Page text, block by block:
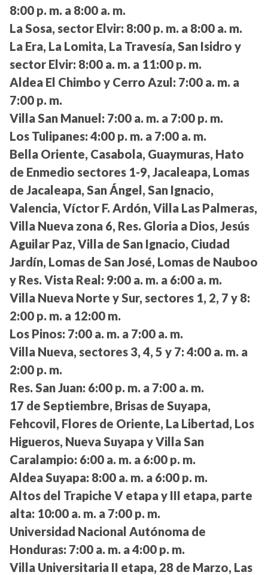
8:00 p. m. a 8:00 a. m.
La Sosa, sector Elvir: 8:00 p. m. a 8:00 a. m.
La Era, La Lomita, La Travesía, San Isidro y
sector Elvir: 8:00 a. m. a 11:00 p. m.
Aldea El Chimbo y Cerro Azul: 7:00 a. m. a
7:00 p. m.
Villa San Manuel: 7:00 a. m. a 7:00 p. m.
Los Tulipanes: 4:00 p. m. a 7:00 a. m.
Bella Oriente, Casabola, Guaymuras, Hato
de Enmedio sectores 1-9, Jacaleapa, Lomas
de Jacaleapa, San Ángel, San Ignacio,
Valencia, Víctor F. Ardón, Villa Las Palmeras,
Villa Nueva zona 6, Res. Gloria a Dios, Jesús
Aguilar Paz, Villa de San Ignacio, Ciudad
Jardín, Lomas de San José, Lomas de Nauboo
y Res. Vista Real: 9:00 a. m. a 6:00 a. m.
Villa Nueva Norte y Sur, sectores 1, 2, 7 y 8:
2:00 p. m. a 12:00 m.
Los Pinos: 7:00 a. m. a 7:00 a. m.
Villa Nueva, sectores 3, 4, 5 y 7: 4:00 a. m. a
2:00 p. m.
Res. San Juan: 6:00 p. m. a 7:00 a. m.
17 de Septiembre, Brisas de Suyapa,
Fehcovil, Flores de Oriente, La Libertad, Los
Higueros, Nueva Suyapa y Villa San
Caralampio: 6:00 a. m. a 6:00 p. m.
Aldea Suyapa: 8:00 a. m. a 6:00 p. m.
Altos del Trapiche V etapa y III etapa, parte
alta: 10:00 a. m. a 7:00 p. m.
Universidad Nacional Autónoma de
Honduras: 7:00 a. m. a 4:00 p. m.
Villa Universitaria II etapa, 28 de Marzo, Las